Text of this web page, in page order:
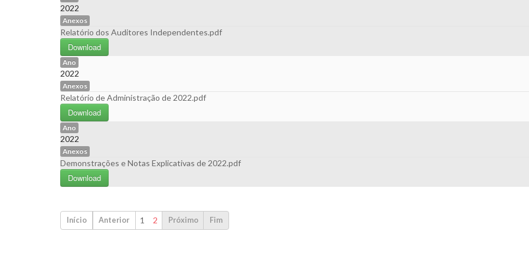
2022
Anexos
Relatório dos Auditores Independentes.pdf
Download
Ano
2022
Anexos
Relatório de Administração de 2022.pdf
Download
Ano
2022
Anexos
Demonstrações e Notas Explicativas de 2022.pdf
Download
Início Anterior 1 2 Próximo Fim